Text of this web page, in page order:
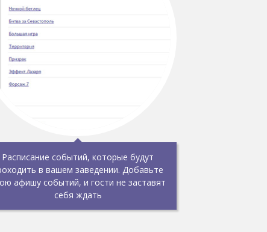
Расписание событий, которые будут
в вашем заведении. Добавьте
афишу событий, и гости не заставят
себя ждать